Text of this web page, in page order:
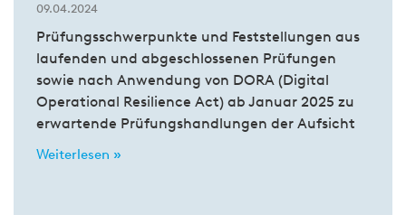
09.04.2024
Prüfungsschwerpunkte und Feststellungen aus
laufenden und abgeschlossenen Prüfungen
sowie nach Anwendung von DORA (Digital
Operational Resilience Act) ab Januar 2025 zu
erwartende Prüfungshandlungen der Aufsicht
Weiterlesen »